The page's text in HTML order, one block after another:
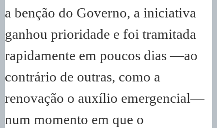
a benção do Governo, a iniciativa
ganhou prioridade e foi tramitada
rapidamente em poucos dias —ao
contrário de outras, como a
renovação o auxílio emergencial—
num momento em que o